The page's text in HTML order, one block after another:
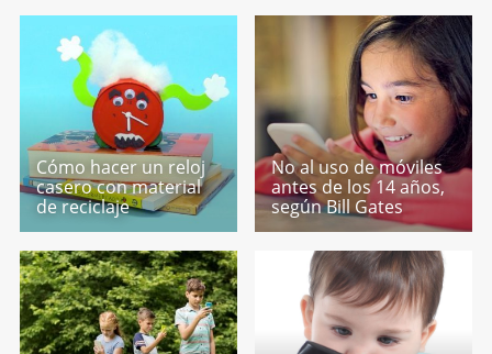
Cómo hacer un reloj
casero con material
de reciclaje
No al uso de móviles
antes de los 14 años,
según Bill Gates